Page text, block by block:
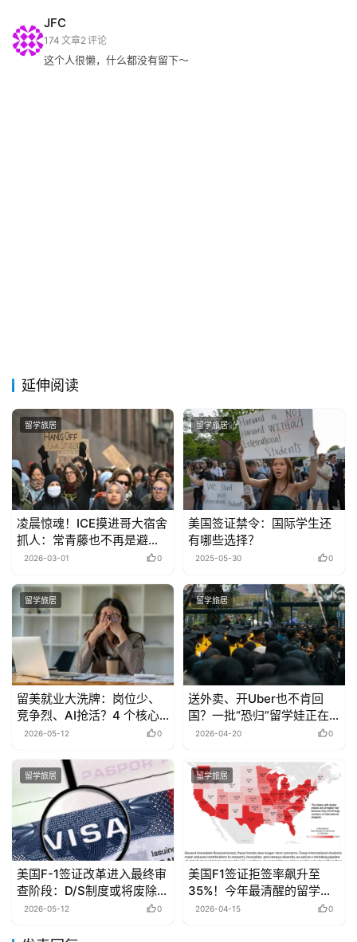
JFC
174 文章2评论
这个人很懒，什么都没有留下～
延伸阅读
留学旅居
凌晨惊魂！ICE摸进哥大宿舍
抓人：常青藤也不再是避风
港？
2026-03-01 0
留学旅居
美国签证禁令：国际学生还
有哪些选择？
2025-05-30 0
留学旅居
留美就业大洗牌：岗位少、
竞争烈、AI抢活？4 个核心
破局策略
2026-05-12 0
留学旅居
送外卖、开Uber也不肯回
国？一批“恐归”留学娃正在
夹缝生存…
2026-04-20 0
留学旅居
美国F-1签证改革进入最终审
查阶段：D/S制度或将废除，
留学生群体面临多重挑战
2026-05-12 0
留学旅居
美国F1签证拒签率飙升至
35%！今年最清醒的留学
生，都在给自己留“后路”
2026-04-15 0